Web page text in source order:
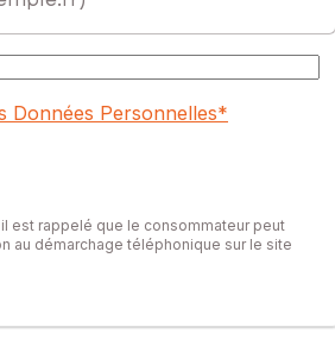
Données Personnelles*
est rappelé que le consommateur peut
au démarchage téléphonique sur le site